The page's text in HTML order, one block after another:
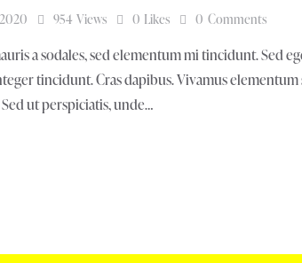
954 Views 0 Likes 0 Comments
a sodales, sed elementum mi tincidunt. Sed
tincidunt. Cras dapibus. Vivamus
ut perspiciatis, unde…